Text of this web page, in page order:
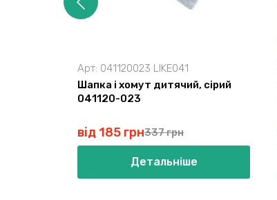
Арт: 041120023 LIKE041
Шапка і хомут дитячий, сірий
041120-023
від 185 грн337 грн
Детальніше